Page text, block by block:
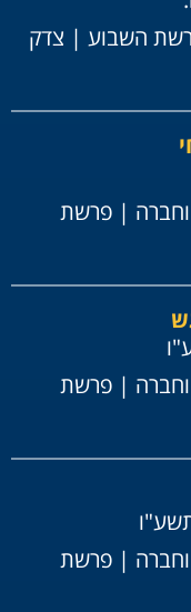
השבוע | צדק
| פרשת
| פרשת
| פרשת